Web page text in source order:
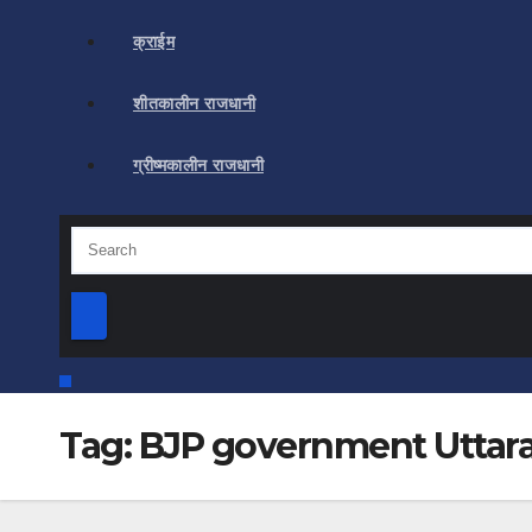
क्राईम
शीतकालीन राजधानी
ग्रीष्मकालीन राजधानी
Tag: BJP government